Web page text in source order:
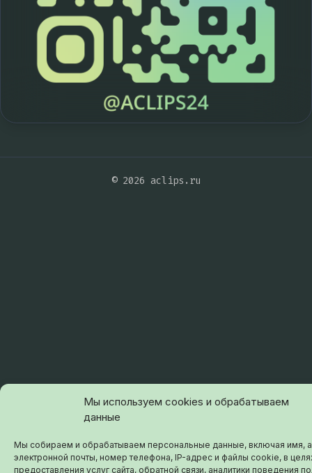
Мы используем cookies и обрабатываем
данные
Мы собираем и обрабатываем персональные данные, включая имя,
электронной почты, номер телефона, IP-адрес и файлы cookie, в
предоставления услуг сайта, обратной связи, аналитики поведения
© 2026 aclips.ru